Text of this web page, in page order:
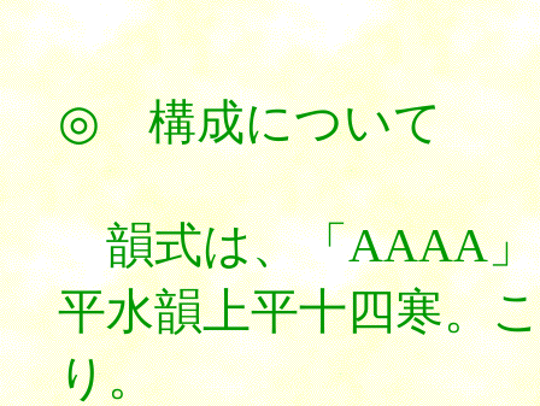
◎ 構成について
韻式は、「AAAA
平水韻上平十四寒。
り。